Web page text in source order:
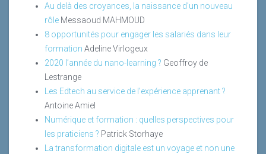
Au delà des croyances, la naissance d’un nouveau
rôle Messaoud MAHMOUD
8 opportunités pour engager les salariés dans leur
formation Adeline Virlogeux
2020 l’année du nano-learning ? Geoffroy de
Lestrange
Les Edtech au service de l’expérience apprenant ?
Antoine Amiel
Numérique et formation : quelles perspectives pour
les praticiens ? Patrick Storhaye
La transformation digitale est un voyage et non une